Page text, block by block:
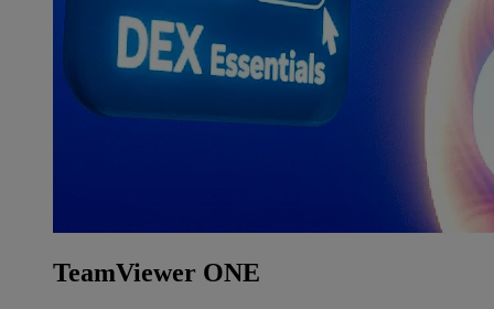
TeamViewer ONE